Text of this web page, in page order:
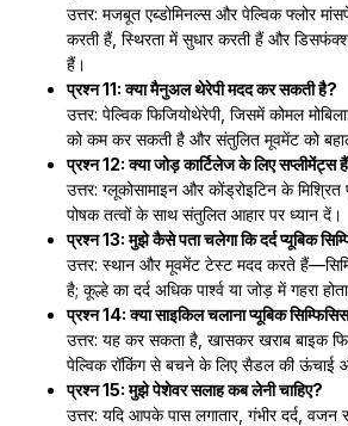
उत्तर: मजबूत एब्डोमिनल्स और पेल्विक फ्लोर
करती हैं, स्थिरता में सुधार करती हैं और
हैं।
प्रश्न 11: क्या मैनुअल थेरेपी मदद कर सकती है?
उत्तर: पेल्विक फिजियोथेरेपी, जिसमें कोमल
को कम कर सकती है और संतुलित मूवमेंट को
प्रश्न 12: क्या जोड़ कार्टिलेज के लिए सप्लीमेंट्स
उत्तर: ग्लूकोसामाइन और कोंड्रोइटिन के
पोषक तत्वों के साथ संतुलित आहार पर ध्यान दें।
प्रश्न 13: मुझे कैसे पता चलेगा कि दर्द प्यूबिक
उत्तर: स्थान और मूवमेंट टेस्ट मदद करते
है; कूल्हे का दर्द अधिक पार्श्व या जोड़ में गहरा
प्रश्न 14: क्या साइकिल चलाना प्यूबिक
उत्तर: यह कर सकता है, खासकर खराब बाइक
पेल्विक रॉकिंग से बचने के लिए सैडल की
प्रश्न 15: मुझे पेशेवर सलाह कब लेनी चाहिए?
उत्तर: यदि आपके पास लगातार, गंभीर दर्द,